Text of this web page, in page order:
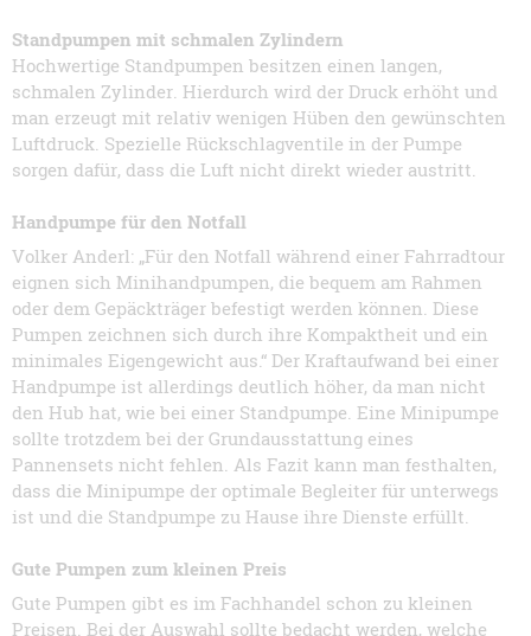
Standpumpen mit schmalen Zylindern
Hochwertige Standpumpen besitzen einen langen,
schmalen Zylinder. Hierdurch wird der Druck erhöht und
man erzeugt mit relativ wenigen Hüben den gewünschten
Luftdruck. Spezielle Rückschlagventile in der Pumpe
sorgen dafür, dass die Luft nicht direkt wieder austritt.
Handpumpe für den Notfall
Volker Anderl: „Für den Notfall während einer Fahrradtour
eignen sich Minihandpumpen, die bequem am Rahmen
oder dem Gepäckträger befestigt werden können. Diese
Pumpen zeichnen sich durch ihre Kompaktheit und ein
minimales Eigengewicht aus.“ Der Kraftaufwand bei einer
Handpumpe ist allerdings deutlich höher, da man nicht
den Hub hat, wie bei einer Standpumpe. Eine Minipumpe
sollte trotzdem bei der Grundausstattung eines
Pannensets nicht fehlen. Als Fazit kann man festhalten,
dass die Minipumpe der optimale Begleiter für unterwegs
ist und die Standpumpe zu Hause ihre Dienste erfüllt.
Gute Pumpen zum kleinen Preis
Gute Pumpen gibt es im Fachhandel schon zu kleinen
Preisen. Bei der Auswahl sollte bedacht werden, welche